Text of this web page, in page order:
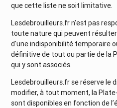
que cette liste ne soit limitative.
Lesdebrouilleurs.fr n'est pas
toute nature qui peuvent
d'une indisponibilité temporaire
définitive de tout ou partie de la
qui y sont associés.
Lesdebrouilleurs.fr se réserve le
modifier, à tout moment, la
sont disponibles en fonction de